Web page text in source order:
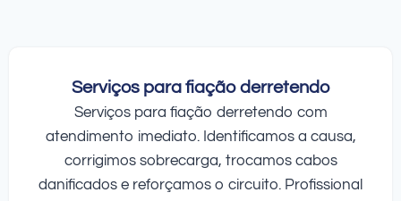
Serviços para fiação derretendo
Serviços para fiação derretendo com
atendimento imediato. Identificamos a causa,
corrigimos sobrecarga, trocamos cabos
danificados e reforçamos o circuito. Profissional